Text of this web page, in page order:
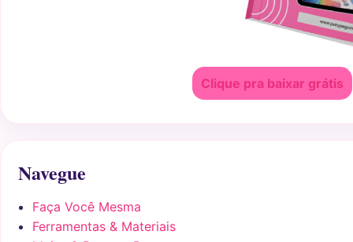
Clique pra baixar grátis
Navegue
Faça Você Mesma
Ferramentas & Materiais